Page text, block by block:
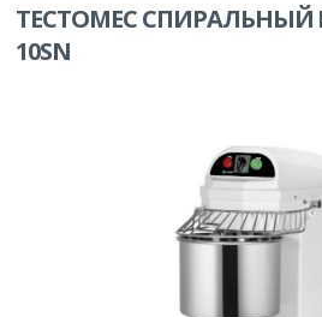
ТЕСТОМЕС СПИРАЛЬНЫЙ
10SN